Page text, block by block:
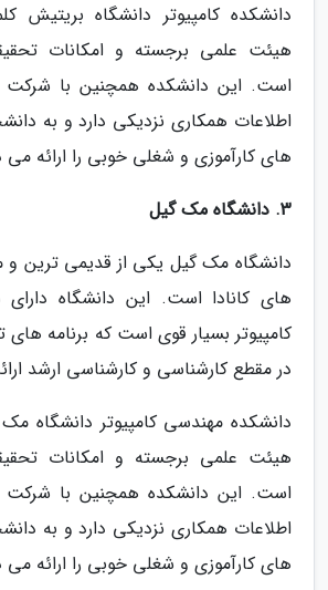
دانشکده کامپیوتر دانشگاه بریتیش
هیئت علمی برجسته و امکانات
است. این دانشکده همچنین با شرکت
اطلاعات همکاری نزدیکی دارد و به
های کارآموزی و شغلی خوبی را ارائه
3. دانشگاه مک گیل
دانشگاه مک گیل یکی از قدیمی ترین و
های کانادا است. این دانشگاه
کامپیوتر بسیار قوی است که برنامه
در مقطع کارشناسی و کارشناسی ارشد
دانشکده مهندسی کامپیوتر دانشگاه
هیئت علمی برجسته و امکانات
است. این دانشکده همچنین با شرکت
اطلاعات همکاری نزدیکی دارد و به
های کارآموزی و شغلی خوبی را ارائه